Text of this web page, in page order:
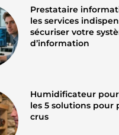
Prestataire
les services
sécuriser votre
d’information
Humidificateur
les 5 solutions pour
crus